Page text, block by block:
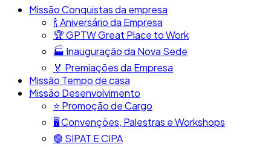
Missão Conquistas da empresa
​🍾​ Aniversário da Empresa
🏆​ GPTW Great Place to Work
🏭​ Inauguração da Nova Sede
🏅 Premiações da Empresa
Missão Tempo de casa
Missão Desenvolvimento
⭐​ Promoção de Cargo
🖥️​ Convenções, Palestras e Workshops
🟢​ SIPAT E CIPA